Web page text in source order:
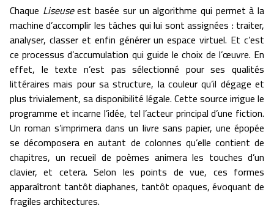
Chaque Liseuseest basée sur un algorithme qui permet à la
machine d’accomplir les tâches qui lui sont assignées : traiter,
analyser, classer et enfin générer un espace virtuel. Et c’est
ce processus d’accumulation qui guide le choix de l’œuvre. En
effet, le texte n’est pas sélectionné pour ses qualités
littéraires mais pour sa structure, la couleur qu’il dégage et
plus trivialement, sa disponibilité légale. Cette source irrigue le
programme et incarne l’idée, tel l’acteur principal d’une fiction.
Un roman s’imprimera dans un livre sans papier, une épopée
se décomposera en autant de colonnes qu’elle contient de
chapitres, un recueil de poèmes animera les touches d’un
clavier, et cetera. Selon les points de vue, ces formes
apparaîtront tantôt diaphanes, tantôt opaques, évoquant de
fragiles architectures.